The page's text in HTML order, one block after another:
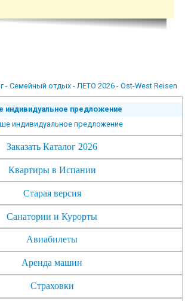
индивидуальное предложение
Заказать Каталог 2026
Квартиры в Испании
Старая версия
Санатории и Курорты
Авиабилеты
Аренда машин
Страховки